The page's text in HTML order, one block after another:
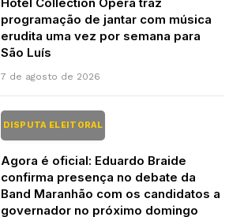
programação de jantar com música
erudita uma vez por semana para
São Luís
7 de agosto de 2026
DISPUTA ELEITORAL
Agora é oficial: Eduardo Braide
confirma presença no debate da
Band Maranhão com os candidatos a
governador no próximo domingo